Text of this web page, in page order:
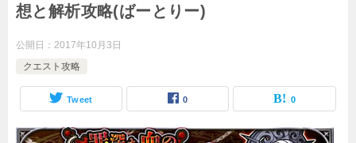
想と解析攻略(ばーとりー)
公開日： 2017年10月3日
クエスト攻略
Tweet 0 0